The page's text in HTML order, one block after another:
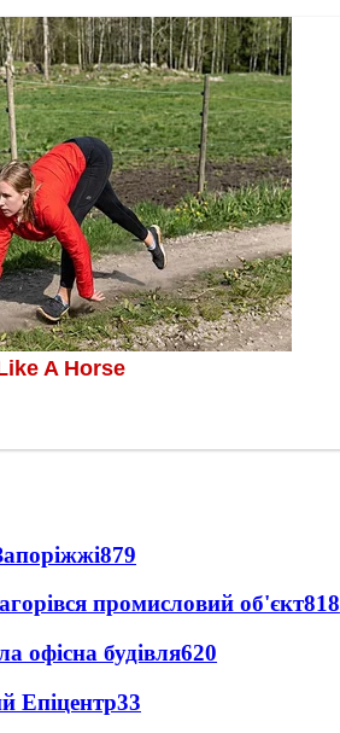
879
промисловий об'єкт818
офісна будівля620
Епіцентр33